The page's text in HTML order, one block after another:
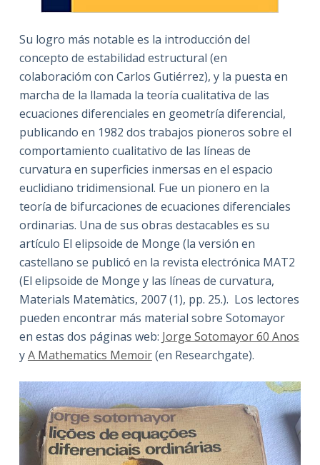
Su logro más notable es la introducción del
concepto de estabilidad estructural (en
colaboracióm con Carlos Gutiérrez), y la puesta en
marcha de la llamada la teoría cualitativa de las
ecuaciones diferenciales en geometría diferencial,
publicando en 1982 dos trabajos pioneros sobre el
comportamiento cualitativo de las líneas de
curvatura en superficies inmersas en el espacio
euclidiano tridimensional. Fue un pionero en la
teoría de bifurcaciones de ecuaciones diferenciales
ordinarias. Una de sus obras destacables es su
artículo El elipsoide de Monge (la versión en
castellano se publicó en la revista electrónica MAT2
(El elipsoide de Monge y las líneas de curvatura,
Materials Matemàtics, 2007 (1), pp. 25.). Los lectores
pueden encontrar más material sobre Sotomayor
en estas dos páginas web: Jorge Sotomayor 60 Anos
yA Mathematics Memoir(en Researchgate).